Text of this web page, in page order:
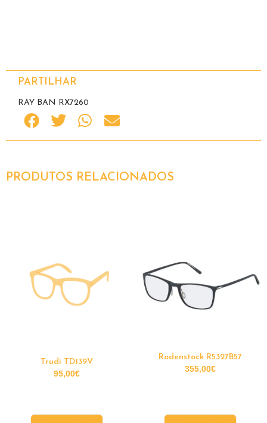
PARTILHAR
RAY BAN RX7260
PRODUTOS RELACIONADOS
Trudi TD139V
95,00€
Rodenstock R5327B57
355,00€